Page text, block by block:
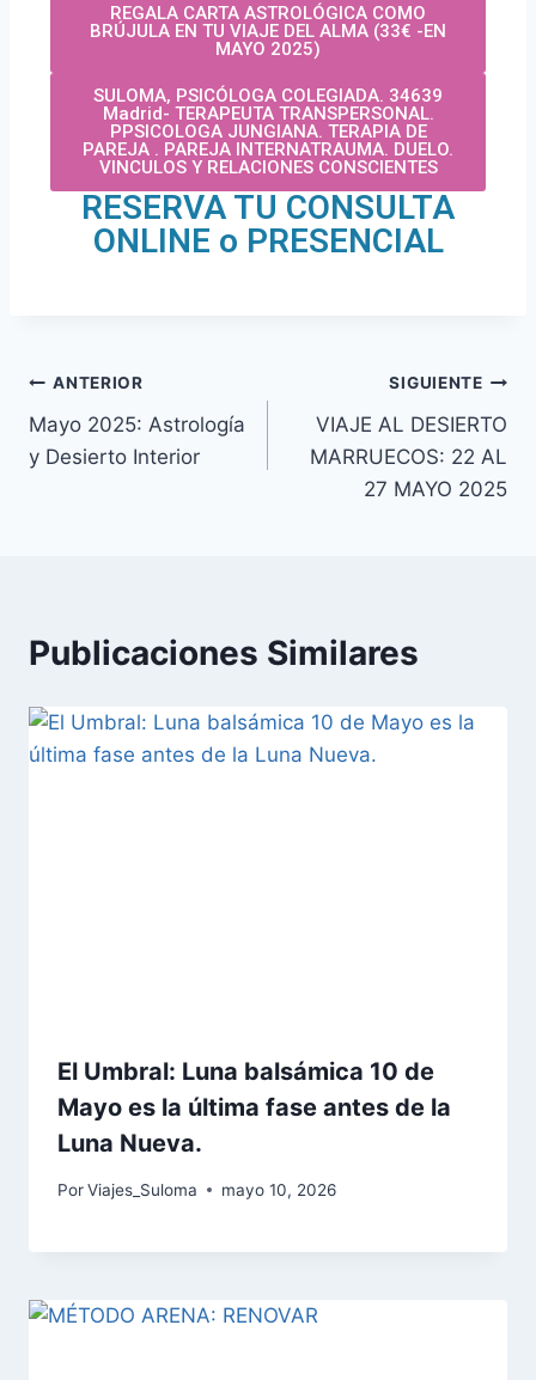
REGALA CARTA ASTROLÓGICA COMO
BRÚJULA EN TU VIAJE DEL ALMA (33€ -EN
MAYO 2025)
SULOMA, PSICÓLOGA COLEGIADA. 34639
Madrid- TERAPEUTA TRANSPERSONAL.
PPSICOLOGA JUNGIANA. TERAPIA DE
PAREJA . PAREJA INTERNATRAUMA. DUELO.
VINCULOS Y RELACIONES CONSCIENTES
RESERVA TU CONSULTA
ONLINE o PRESENCIAL
ANTERIOR
Mayo 2025: Astrología
y Desierto Interior
SIGUIENTE
VIAJE AL DESIERTO
MARRUECOS: 22 AL
27 MAYO 2025
Publicaciones Similares
El Umbral: Luna balsámica 10 de
Mayo es la última fase antes de la
Luna Nueva.
PorViajes_Suloma mayo 10, 2026